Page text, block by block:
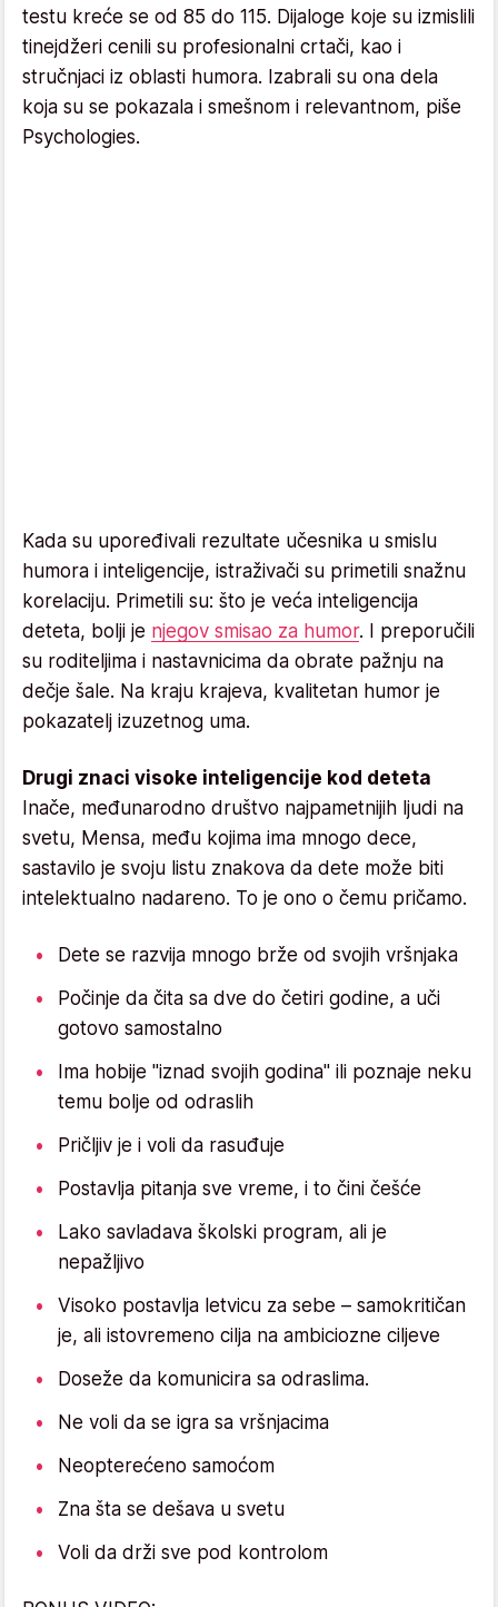
testu kreće se od 85 do 115. Dijaloge koje su izmislili
tinejdžeri cenili su profesionalni crtači, kao i
stručnjaci iz oblasti humora. Izabrali su ona dela
koja su se pokazala i smešnom i relevantnom, piše
Psychologies.
Kada su upoređivali rezultate učesnika u smislu
humora i inteligencije, istraživači su primetili snažnu
korelaciju. Primetili su: što je veća inteligencija
deteta, bolji je njegov smisao za humor. I preporučili
su roditeljima i nastavnicima da obrate pažnju na
dečje šale. Na kraju krajeva, kvalitetan humor je
pokazatelj izuzetnog uma.
Drugi znaci visoke inteligencije kod deteta
Inače, međunarodno društvo najpametnijih ljudi na
svetu, Mensa, među kojima ima mnogo dece,
sastavilo je svoju listu znakova da dete može biti
intelektualno nadareno. To je ono o čemu pričamo.
Dete se razvija mnogo brže od svojih vršnjaka
Počinje da čita sa dve do četiri godine, a uči
gotovo samostalno
Ima hobije "iznad svojih godina" ili poznaje neku
temu bolje od odraslih
Pričljiv je i voli da rasuđuje
Postavlja pitanja sve vreme, i to čini češće
Lako savladava školski program, ali je
nepažljivo
Visoko postavlja letvicu za sebe – samokritičan
je, ali istovremeno cilja na ambiciozne ciljeve
Doseže da komunicira sa odraslima.
Ne voli da se igra sa vršnjacima
Neopterećeno samoćom
Zna šta se dešava u svetu
Voli da drži sve pod kontrolom